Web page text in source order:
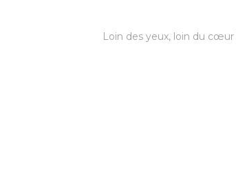
Loin des yeux, loin du